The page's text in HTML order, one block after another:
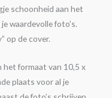
schoonheid aan het
waardevolle foto’s.
op de cover.
het formaat van 10,5 x
plaats voor al je